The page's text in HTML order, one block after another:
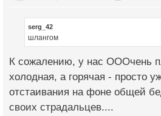
serg_42
шлангом
К сожалению, у нас ОООчень
холодная, а горячая - просто
отстаивания на фоне общей
своих страдальцев....